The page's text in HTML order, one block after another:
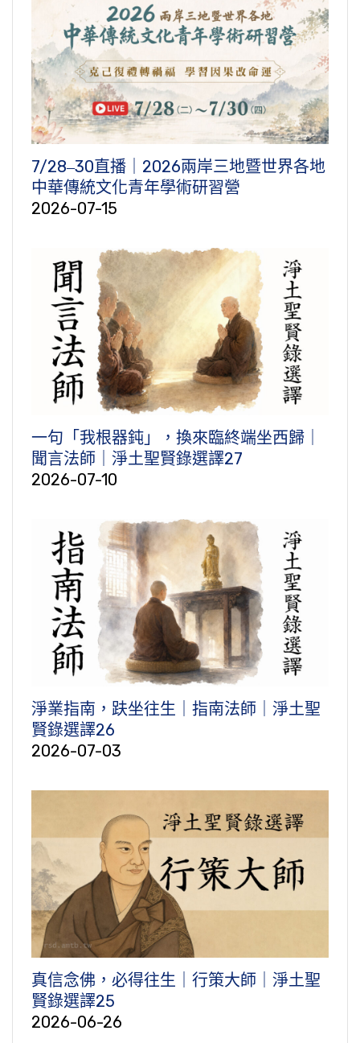
7/28‒30直播｜2026兩岸三地暨世界各地
中華傳統文化青年學術研習營
2026-07-15
一句「我根器鈍」，換來臨終端坐西歸｜
聞言法師｜淨土聖賢錄選譯27
2026-07-10
淨業指南，趺坐往生｜指南法師｜淨土聖
賢錄選譯26
2026-07-03
真信念佛，必得往生｜行策大師｜淨土聖
賢錄選譯25
2026-06-26